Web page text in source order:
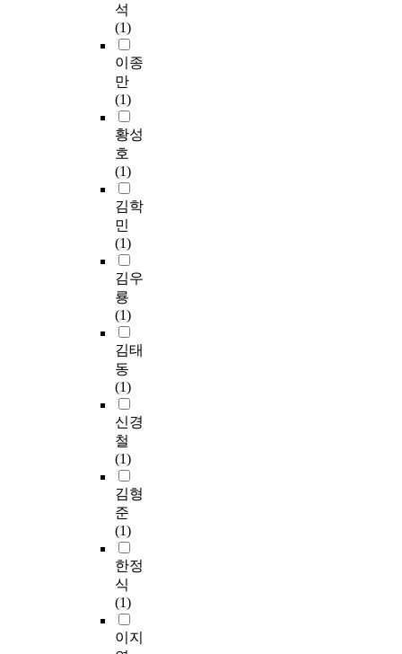
석
(1)
이종
만
(1)
황성
호
(1)
김학
민
(1)
김우
룡
(1)
김태
동
(1)
신경
철
(1)
김형
준
(1)
한정
식
(1)
이지